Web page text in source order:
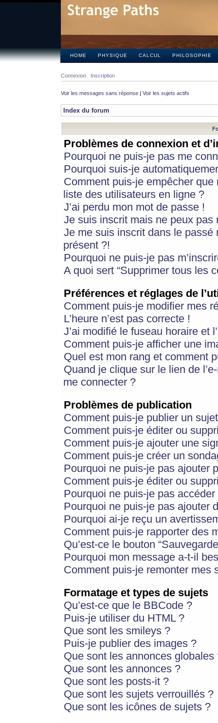
HOME PHYSIQUE CALCUL PHILOSOPHIE
Connexion Inscription
Voir les messages sans réponse | Voir les sujets actifs
Index du forum
Problèmes de connexion et
Pourquoi ne puis-je pas me
Pourquoi suis-je
Comment puis-je empêcher
liste des utilisateurs en ligne ?
J’ai perdu mon mot de passe !
Je suis inscrit mais ne peux pas
Je me suis inscrit dans le
présent ?!
Pourquoi ne puis-je pas
A quoi sert “Supprimer tous les
Préférences et réglages de
Comment puis-je modifier mes
L’heure n’est pas correcte !
J’ai modifié le fuseau horaire et
Comment puis-je afficher une
Quel est mon rang et comment
Quand je clique sur le lien de
me connecter ?
Problèmes de publication
Comment puis-je publier un
Comment puis-je éditer ou
Comment puis-je ajouter une
Comment puis-je créer un
Pourquoi ne puis-je pas ajouter
Comment puis-je éditer ou
Pourquoi ne puis-je pas
Pourquoi ne puis-je pas ajouter
Pourquoi ai-je reçu un
Comment puis-je rapporter des
Qu’est-ce le bouton
Pourquoi mon message a-t-il
Comment puis-je remonter mes
Formatage et types de sujets
Qu’est-ce que le BBCode ?
Puis-je utiliser du HTML ?
Que sont les smileys ?
Puis-je publier des images ?
Que sont les annonces globales
Que sont les annonces ?
Que sont les posts-it ?
Que sont les sujets verrouillés ?
Que sont les icônes de sujets ?